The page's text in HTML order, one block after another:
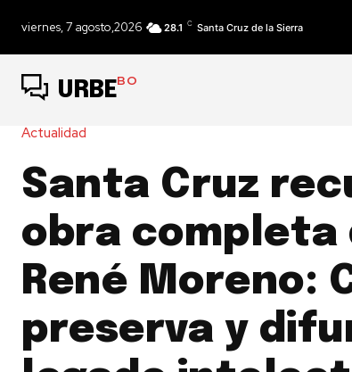
viernes, 7 agosto,2026 28.1 C Santa Cruz de la Sierra
URBEBO
Actualidad
Santa Cruz
obra completa
René Moreno:
preserva y